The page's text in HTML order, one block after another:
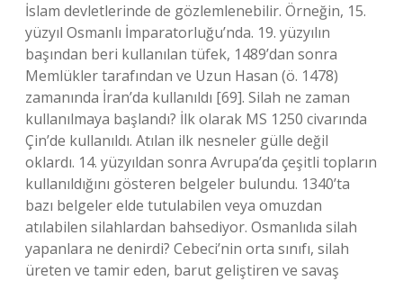
İslam devletlerinde de gözlemlenebilir. Örneğin, 15.
yüzyıl Osmanlı İmparatorluğu’nda. 19. yüzyılın
başından beri kullanılan tüfek, 1489’dan sonra
Memlükler tarafından ve Uzun Hasan (ö. 1478)
zamanında İran’da kullanıldı [69]. Silah ne zaman
kullanılmaya başlandı? İlk olarak MS 1250 civarında
Çin’de kullanıldı. Atılan ilk nesneler gülle değil
oklardı. 14. yüzyıldan sonra Avrupa’da çeşitli topların
kullanıldığını gösteren belgeler bulundu. 1340’ta
bazı belgeler elde tutulabilen veya omuzdan
atılabilen silahlardan bahsediyor. Osmanlıda silah
yapanlara ne denirdi? Cebeci’nin orta sınıfı, silah
üreten ve tamir eden, barut geliştiren ve savaş